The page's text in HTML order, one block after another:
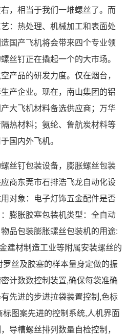
，相当于我们一堆螺丝了。而
：热处理、机械加工和表面处
国产飞机将会带来四个专业领
丝钉正在撬起一个的大市场。
产品的研发力度。仅在烟台，
产企业。现在，南山集团的铝
大飞机材料备选供应商；万华
热材料；氨纶、鲁航炭材料等
国内外飞机。
丝钉包装设备，膨胀螺丝包装
商东莞市石排浩飞龙自动化设
对象：电子灯饰五金配件是否
膨胀胶塞包装机类型：全自动
品包装膨胀螺丝包装机的用途:
建材制造工业等附属安装螺丝的
丝及胶塞的样本量身定做的振
计数数控制装置,确保每袋准确
先进的步进拉袋装置控制,色标
图案先进的控制系统,人机界面
导槽螺丝排列数量自检控制，